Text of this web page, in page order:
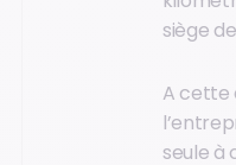
siège
A cette
seule à